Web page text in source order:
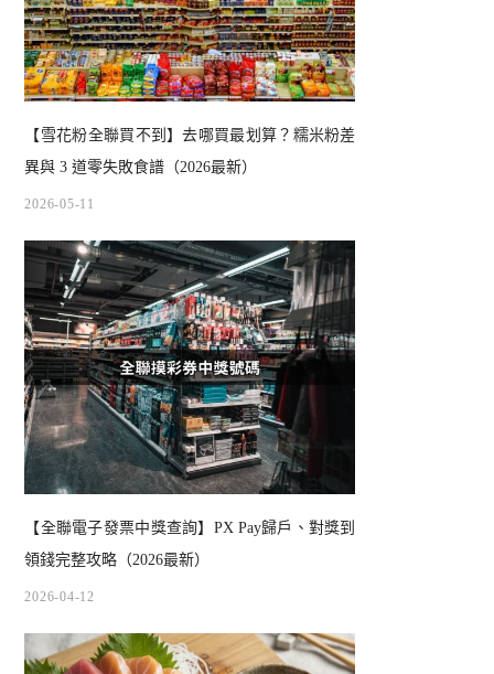
【雪花粉全聯買不到】去哪買最划算？糯米粉差
異與 3 道零失敗食譜（2026最新）
2026-05-11
【全聯電子發票中獎查詢】PX Pay歸戶、對獎到
領錢完整攻略（2026最新）
2026-04-12